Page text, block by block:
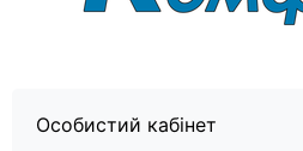
Особистий кабінет